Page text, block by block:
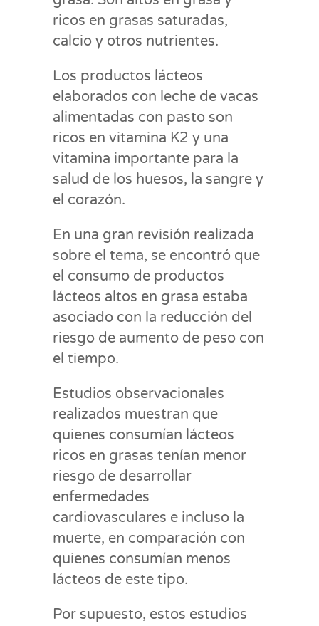
ricos en grasas saturadas,
calcio y otros nutrientes.
Los productos lácteos
elaborados con leche de vacas
alimentadas con pasto son
ricos en vitamina K2 y una
vitamina importante para la
salud de los huesos, la sangre y
el corazón.
En una gran revisión realizada
sobre el tema, se encontró que
el consumo de productos
lácteos altos en grasa estaba
asociado con la reducción del
riesgo de aumento de peso con
el tiempo.
Estudios observacionales
realizados muestran que
quienes consumían lácteos
ricos en grasas tenían menor
riesgo de desarrollar
enfermedades
cardiovasculares e incluso la
muerte, en comparación con
quienes consumían menos
lácteos de este tipo.
Por supuesto, estos estudios